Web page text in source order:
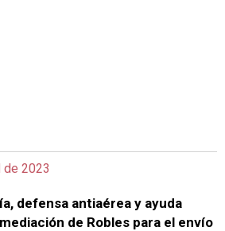
de 2023
defensa antiaérea y ayuda
de Robles para el envío